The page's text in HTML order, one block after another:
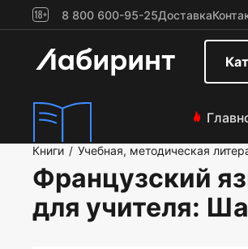
8 800 600-95-25Доставка
Книги / Учебная, методическая
Французский
для учителя: